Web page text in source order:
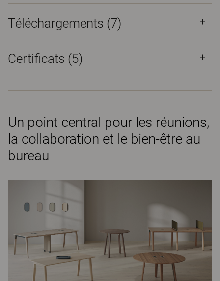
Téléchargements (7)
Certificats (5)
Un point central pour les réunions,
la collaboration et le bien-être au
bureau